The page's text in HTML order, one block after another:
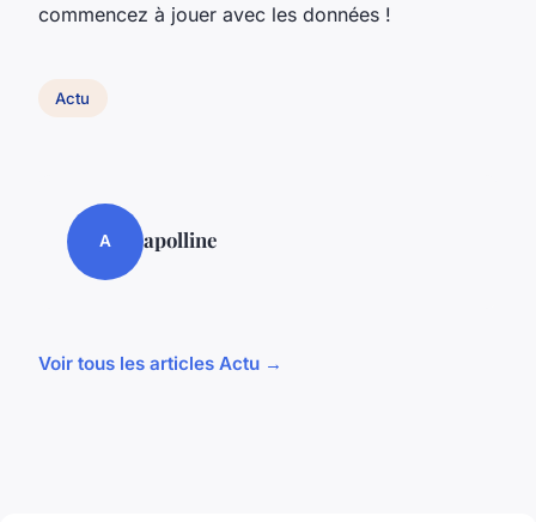
commencez à jouer avec les données !
Actu
A apolline
Voir tous les articles Actu →